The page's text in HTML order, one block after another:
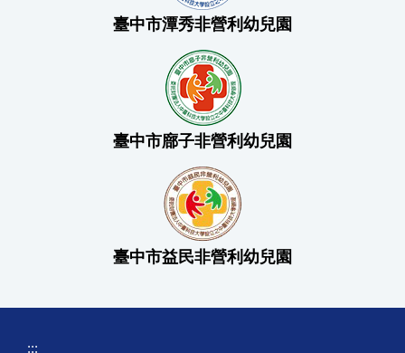
臺中市潭秀非營利幼兒園
臺中市廍子非營利幼兒園
臺中市益民非營利幼兒園
:::